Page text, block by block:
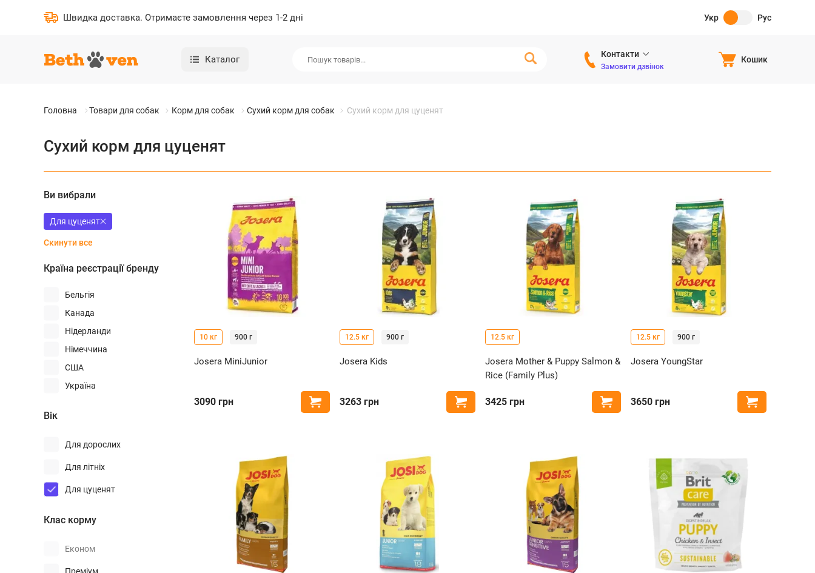
Швидка доставка. Отримаєте замовлення через 1-2 дні Укр Рус
Каталог
Контакти
Замовити дзвінок
Кошик
Головна Товари для собак Корм для собак Сухий корм для собак Сухий корм для цуценят
Сухий корм для цуценят
Ви вибрали
Для цуценят
Скинути все
Країна реєстрації бренду
Бельгія
Канада
Нідерланди
Німеччина
США
Україна
Італія
Вік
Для дорослих
Для літніх
Для цуценят
Клас корму
Економ
Преміум
10 кг 900 г
Josera MiniJunior
3090 грн Купити
12.5 кг 900 г
Josera Kids
3263 грн Купити
12.5 кг
Josera Mother & Puppy Salmon &
Rice (Family Plus)
3425 грн Купити
12.5 кг 900 г
Josera YoungStar
3650 грн